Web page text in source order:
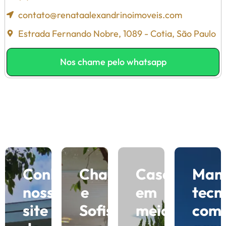
contato@renataalexandrinoimoveis.com
Estrada Fernando Nobre, 1089 - Cotia, São Paulo
Nos chame pelo whatsapp
Conheça
nosso
site
Charme
e
Sofisticação
Casas
em
meio
com